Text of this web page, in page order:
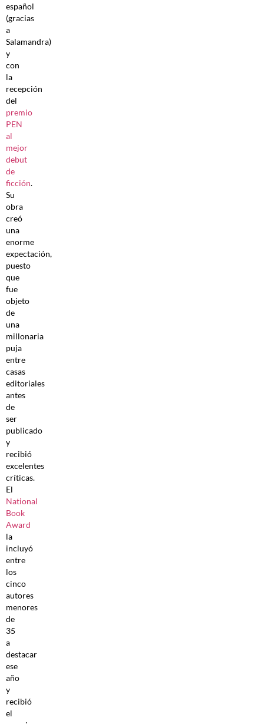
español
(gracias
a
Salamandra)
y
con
la
recepción
del
premio
PEN
al
mejor
debut
de
ficción.
Su
obra
creó
una
enorme
expectación,
puesto
que
fue
objeto
de
una
millonaria
puja
entre
casas
editoriales
antes
de
ser
publicado
y
recibió
excelentes
críticas.
El
National
Book
Award
la
incluyó
entre
los
cinco
autores
menores
de
35
a
destacar
ese
año
y
recibió
el